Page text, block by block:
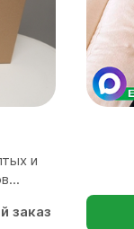
и
заказ